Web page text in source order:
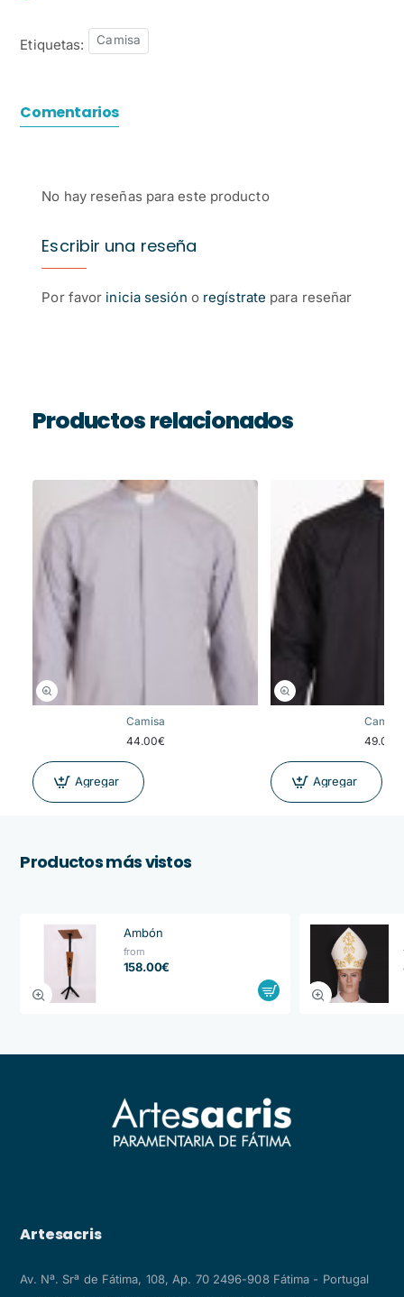
Etiquetas: Camisa
Comentarios
No hay reseñas para este producto
Escribir una reseña
Por favor inicia sesión o regístrate para reseñar
Productos relacionados
Camisa
44.00€
Agregar
Camisa
49.00€
Agregar
Productos más vistos
Ambón
from
158.00€
Artesacris
Av. Nª. Srª de Fátima, 108, Ap. 70 2496-908 Fátima - Portugal